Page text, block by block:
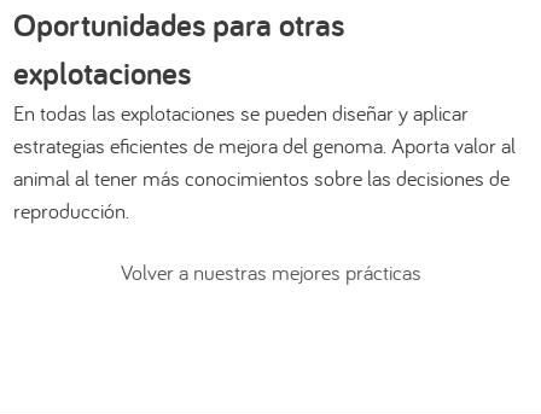
Oportunidades para otras
explotaciones
En todas las explotaciones se pueden diseñar y aplicar
estrategias eficientes de mejora del genoma. Aporta valor al
animal al tener más conocimientos sobre las decisiones de
reproducción.
Volver a nuestras mejores prácticas